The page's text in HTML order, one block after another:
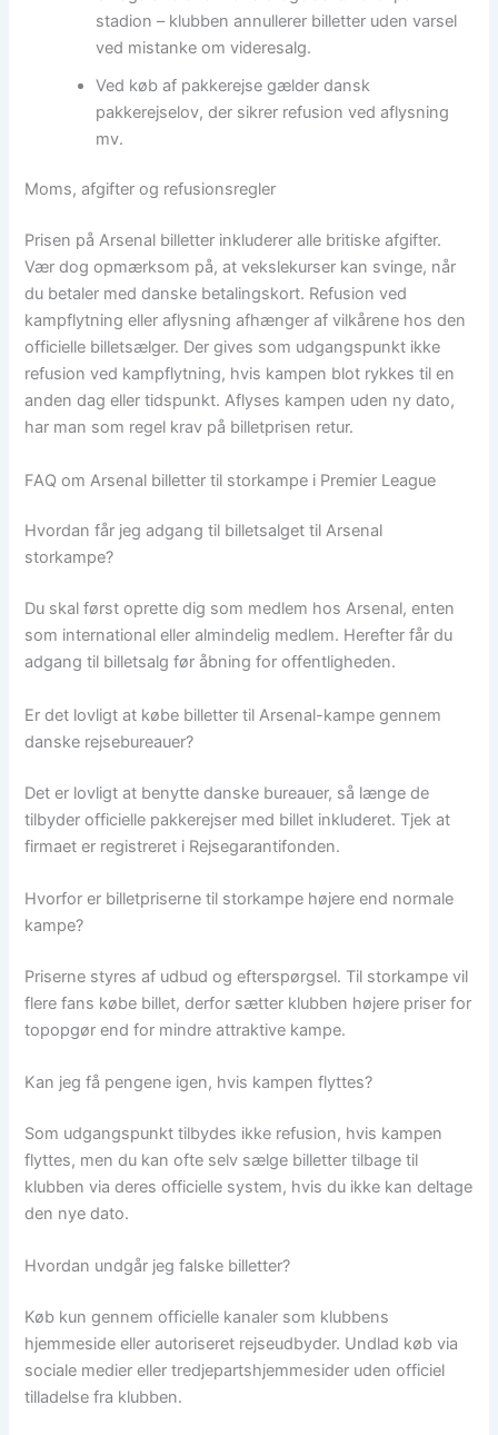
stadion – klubben annullerer billetter uden varsel
ved mistanke om videresalg.
Ved køb af pakkerejse gælder dansk
pakkerejselov, der sikrer refusion ved aflysning
mv.
Moms, afgifter og refusionsregler
Prisen på Arsenal billetter inkluderer alle britiske afgifter.
Vær dog opmærksom på, at vekslekurser kan svinge, når
du betaler med danske betalingskort. Refusion ved
kampflytning eller aflysning afhænger af vilkårene hos den
officielle billetsælger. Der gives som udgangspunkt ikke
refusion ved kampflytning, hvis kampen blot rykkes til en
anden dag eller tidspunkt. Aflyses kampen uden ny dato,
har man som regel krav på billetprisen retur.
FAQ om Arsenal billetter til storkampe i Premier League
Hvordan får jeg adgang til billetsalget til Arsenal
storkampe?
Du skal først oprette dig som medlem hos Arsenal, enten
som international eller almindelig medlem. Herefter får du
adgang til billetsalg før åbning for offentligheden.
Er det lovligt at købe billetter til Arsenal-kampe gennem
danske rejsebureauer?
Det er lovligt at benytte danske bureauer, så længe de
tilbyder officielle pakkerejser med billet inkluderet. Tjek at
firmaet er registreret i Rejsegarantifonden.
Hvorfor er billetpriserne til storkampe højere end normale
kampe?
Priserne styres af udbud og efterspørgsel. Til storkampe vil
flere fans købe billet, derfor sætter klubben højere priser for
topopgør end for mindre attraktive kampe.
Kan jeg få pengene igen, hvis kampen flyttes?
Som udgangspunkt tilbydes ikke refusion, hvis kampen
flyttes, men du kan ofte selv sælge billetter tilbage til
klubben via deres officielle system, hvis du ikke kan deltage
den nye dato.
Hvordan undgår jeg falske billetter?
Køb kun gennem officielle kanaler som klubbens
hjemmeside eller autoriseret rejseudbyder. Undlad køb via
sociale medier eller tredjepartshjemmesider uden officiel
tilladelse fra klubben.